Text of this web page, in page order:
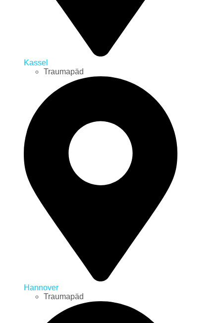
Kassel
Traumapäd
Hannover
Traumapäd